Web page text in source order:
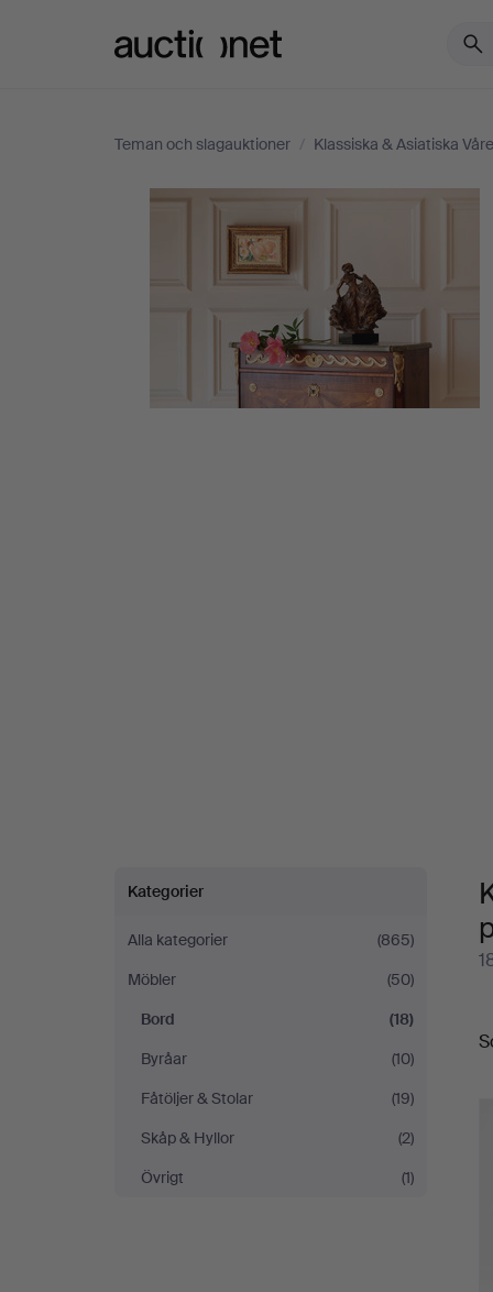
Teman och slagauktioner / Klassiska & Asiatiska
Klassiska
Asiatiska
2023
Kategorier
Alla kategorier
(865)
Möbler
(50)
Bord
(18)
Byråar
(10)
Fåtöljer & Stolar
(19)
Skåp & Hyllor
(2)
Övrigt
(1)